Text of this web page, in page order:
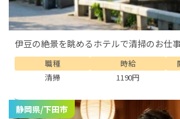
伊豆の絶景を眺めるホテルで清掃のお仕事
職種
清掃
時給
1190円
静岡県/下田市